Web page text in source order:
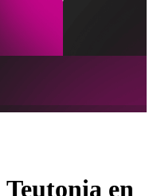
Teutonia en